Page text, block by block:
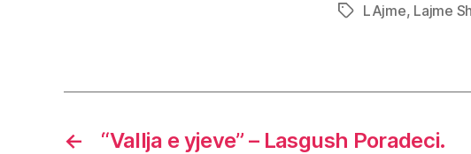
TagsLAjme, Lajme
← “Vallja e yjeve” – Lasgush Poradeci.